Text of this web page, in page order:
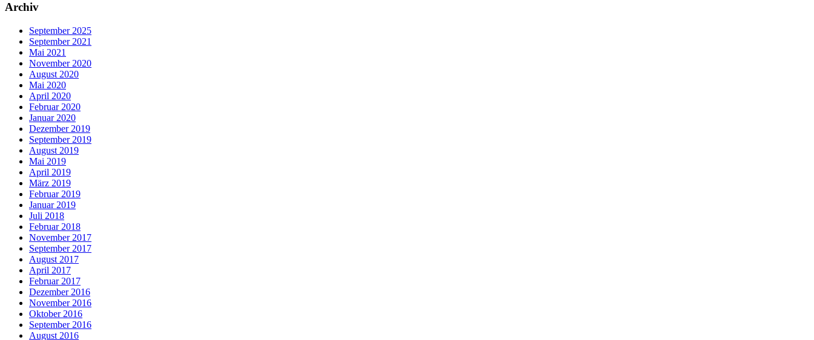
Archiv
September 2025
September 2021
Mai 2021
November 2020
August 2020
Mai 2020
April 2020
Februar 2020
Januar 2020
Dezember 2019
September 2019
August 2019
Mai 2019
April 2019
März 2019
Februar 2019
Januar 2019
Juli 2018
Februar 2018
November 2017
September 2017
August 2017
April 2017
Februar 2017
Dezember 2016
November 2016
Oktober 2016
September 2016
August 2016